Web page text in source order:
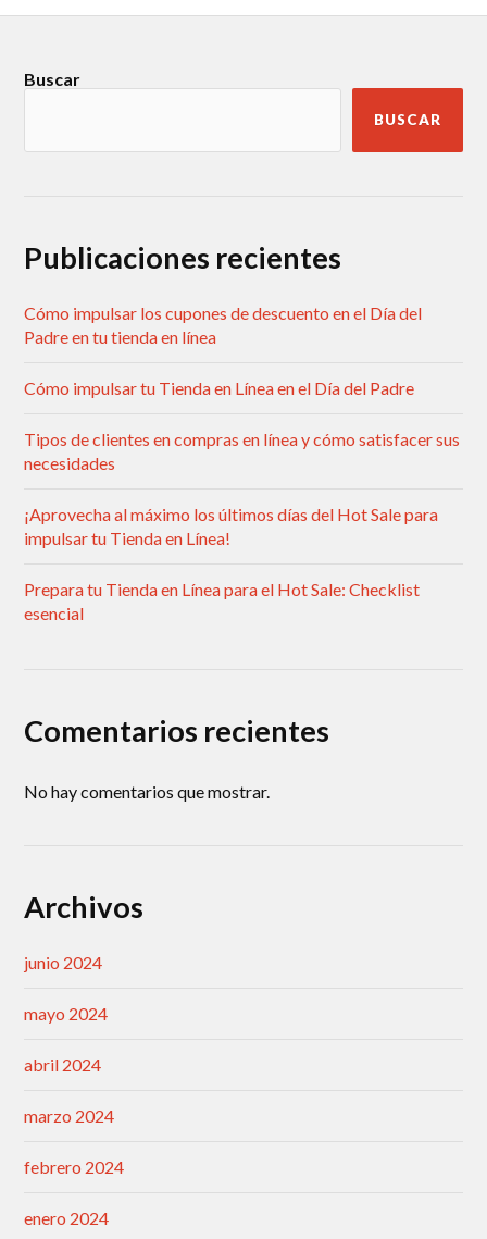
Buscar
BUSCAR
Publicaciones recientes
Cómo impulsar los cupones de descuento en el Día del
Padre en tu tienda en línea
Cómo impulsar tu Tienda en Línea en el Día del Padre
Tipos de clientes en compras en línea y cómo satisfacer sus
necesidades
¡Aprovecha al máximo los últimos días del Hot Sale para
impulsar tu Tienda en Línea!
Prepara tu Tienda en Línea para el Hot Sale: Checklist
esencial
Comentarios recientes
No hay comentarios que mostrar.
Archivos
junio 2024
mayo 2024
abril 2024
marzo 2024
febrero 2024
enero 2024